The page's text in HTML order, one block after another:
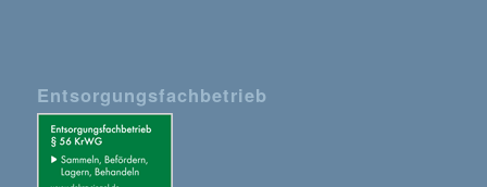
Entsorgungsfachbetrieb